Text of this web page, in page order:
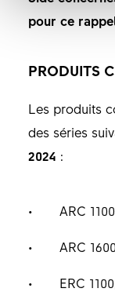
pour ce
PRODUITS
Les produits
des séries
2024 :
ARC
ARC
ERC